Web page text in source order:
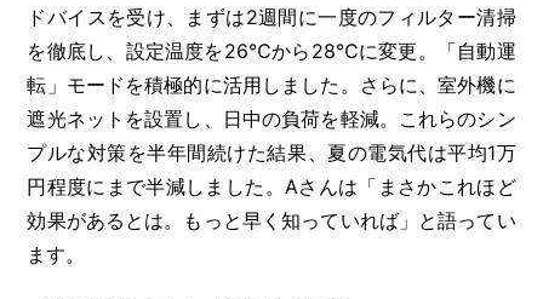
ドバイスを受け、まずは2週間に一度のフィルター清掃
を徹底し、設定温度を26℃から28℃に変更。「自動運
転」モードを積極的に活用しました。さらに、室外機に
遮光ネットを設置し、日中の負荷を軽減。これらのシン
プルな対策を半年間続けた結果、夏の電気代は平均1万
円程度にまで半減しました。Aさんは「まさかこれほど
効果があるとは。もっと早く知っていれば」と語ってい
ます。